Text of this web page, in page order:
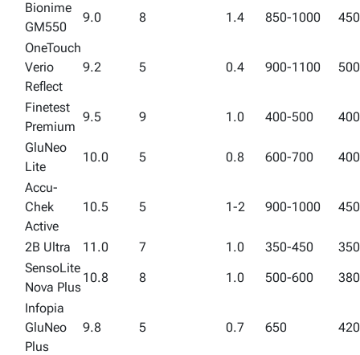
Bionime
GM550
9.0 8 1.4 850-1000
OneTouch
Verio
Reflect
9.2 5 0.4 900-1100
Finetest
Premium
9.5 9 1.0 400-500
GluNeo
Lite
10.0 5 0.8 600-700
400
Accu-
Chek
Active
10.5 5 1-2 900-1000 450
2B Ultra 11.0 7 1.0 350-450
SensoLite
Nova Plus
10.8 8 1.0 500-600
380
Infopia
GluNeo
Plus
9.8 5 0.7 650 420